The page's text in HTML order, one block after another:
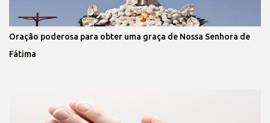
Oração poderosa para obter uma graça de Nossa Senhora de
Fátima